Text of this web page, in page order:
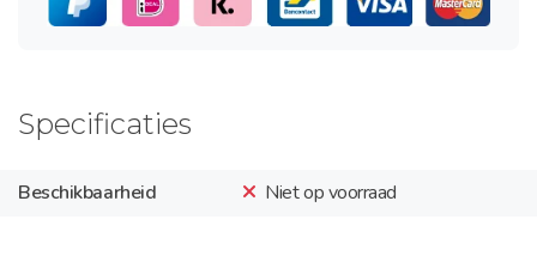
Specificaties
Beschikbaarheid Niet op voorraad